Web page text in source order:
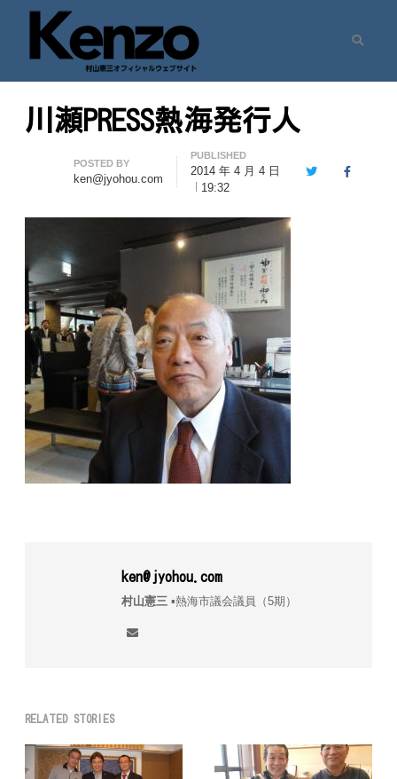
七転八起 – 村山憲三 Official Site
村山憲三ウェブサイト
川瀬PRESS熱海発行人
Author
POSTED BY
ken@jyohou.com
PUBLISHED
2014 年 4 月 4 日
19:32
TwitterFacebook
ken@jyohou.com
村山憲三▪︎熱海市議会議員（5期）
RELATED STORIES